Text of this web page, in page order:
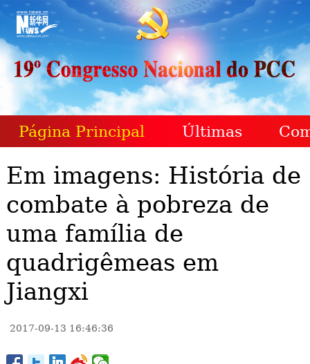
Página Principal Últimas
Em imagens: História de
combate à pobreza de
uma família de
quadrigêmeas em
Jiangxi
2017-09-13 16:46:36